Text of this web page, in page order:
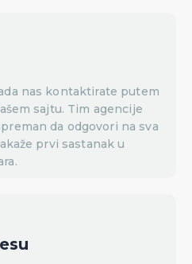
nas kontaktirate putem
sajtu. Tim agencije
da odgovori na sva
prvi sastanak u